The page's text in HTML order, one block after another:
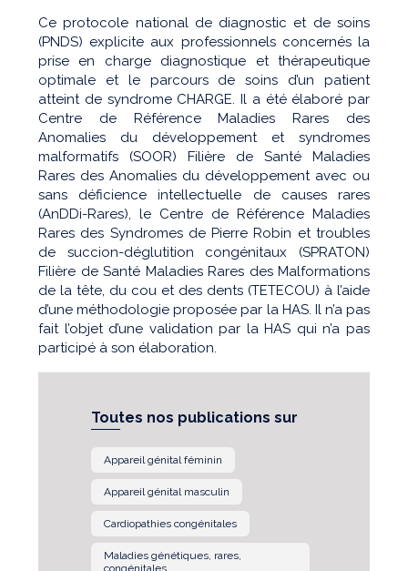
Ce protocole national de diagnostic et de soins
(PNDS) explicite aux professionnels concernés la
prise en charge diagnostique et thérapeutique
optimale et le parcours de soins d’un patient
atteint de syndrome CHARGE. Il a été élaboré par
Centre de Référence Maladies Rares des
Anomalies du développement et syndromes
malformatifs (SOOR) Filière de Santé Maladies
Rares des Anomalies du développement avec ou
sans déficience intellectuelle de causes rares
(AnDDi-Rares), le Centre de Référence Maladies
Rares des Syndromes de Pierre Robin et troubles
de succion-déglutition congénitaux (SPRATON)
Filière de Santé Maladies Rares des Malformations
de la tête, du cou et des dents (TETECOU) à l’aide
d’une méthodologie proposée par la HAS. Il n’a pas
fait l’objet d’une validation par la HAS qui n’a pas
participé à son élaboration.
Toutes nos publications sur
Appareil génital féminin
Appareil génital masculin
Cardiopathies congénitales
Maladies génétiques, rares,
congénitales